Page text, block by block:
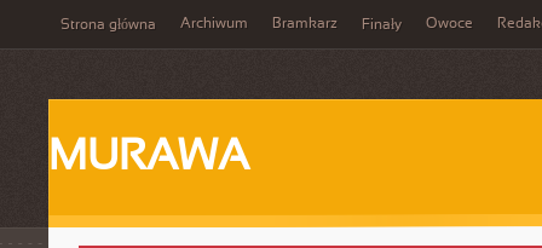
Strona główna Archiwum Bramkarz Finały Owoce
MURAWA